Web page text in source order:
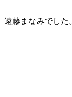
遠藤まなみでした